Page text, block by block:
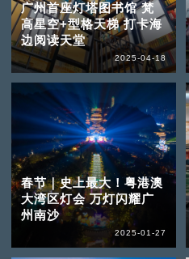
广州首座灯塔图书馆 梵
高星空+型格天梯 打卡海
边阅读天堂
2025-04-18
春节｜史上最大！粤港澳
大湾区灯会 万灯闪耀广
州南沙
2025-01-27